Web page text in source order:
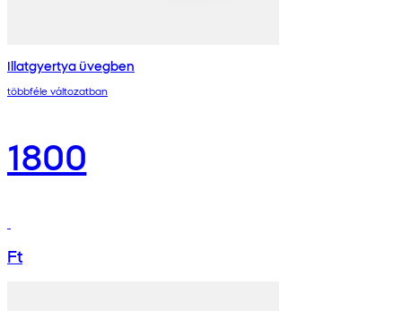
Illatgyertya üvegben
többféle változatban
1800
Ft